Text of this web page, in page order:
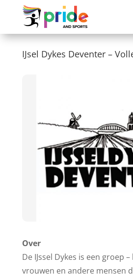
IJsel Dykes Deventer –
Over
De IJssel Dykes is een groep
vrouwen en andere mensen